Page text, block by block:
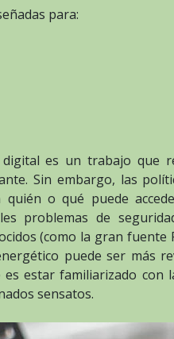
para:
es un trabajo que
Sin embargo, las
o qué puede
problemas de
(como la gran fuente
puede ser más
estar familiarizado con
sensatos.